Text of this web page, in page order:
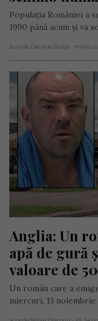
Populația României a
1990 până acum și va
Scris de Daniela Stoica -
Anglia: Un
apă de gură
valoare de
Un român care a
miercuri, 13 noiembrie